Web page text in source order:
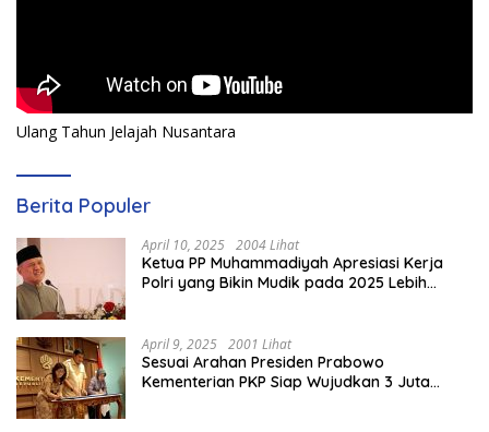
Ulang Tahun Jelajah Nusantara
Berita Populer
April 10, 2025 2004 Lihat
Ketua PP Muhammadiyah Apresiasi Kerja
Polri yang Bikin Mudik pada 2025 Lebih
April 9, 2025 2001 Lihat
Sesuai Arahan Presiden Prabowo
Kementerian PKP Siap Wujudkan 3 Juta